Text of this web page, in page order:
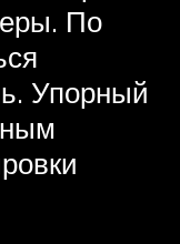
По
Упорный